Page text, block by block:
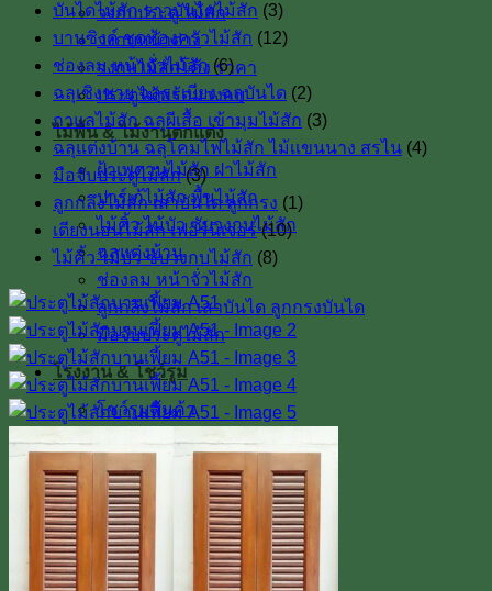
วงกบประตู ไม้สัก
วงกบหน้าต่าง
วงกบไม้สักโค้ง ราคา
ประตูไม้พร้อมวงกบ
ไม้พื้น & ไม้งานตกแต่ง
ฝ้าเพดานไม้สัก ฝาไม้สัก
ปาร์เก้ไม้สัก พื้นไม้สัก
ไม้คิ้ว ไม้บัว ซับวงกบไม้สัก
ฉลุแต่งบ้าน
ช่องลม หน้าจั่วไม้สัก
ลูกกลึงไม้สัก เสาบันได ลูกกรงบันได
มือจับประตูไม้สัก
โรงงาน & โชว์รูม
โชว์รูมสินค้า
เกี่ยวกับเรา
ค่าทำสี
การขนส่ง
บทความ
บันไดไม้สัก ราวบันไดไม้สัก (3)
บานซิงค์ ชุดห้องครัวไม้สัก (12)
ช่องลม หน้าจั่วไม้สัก (6)
ฉลุเชิงชาย ฉลุระเบียง ฉลุบันได (2)
กาแลไม้สัก ฉลุผีเสื้อ เข้ามุมไม้สัก (3)
ฉลุแต่งบ้าน ฉลุโคมไฟไม้สัก ไม้เเขนนาง สรไน (4)
มือจับประตูไม้สัก (3)
ลูกกลึงไม้สัก เสาบันใด ลูกกรง (1)
เตียงนอนไม้สัก เฟอร์นิเจอร์ (10)
ไม้คิ้ว ไม้บัว ซับวงกบไม้สัก (8)